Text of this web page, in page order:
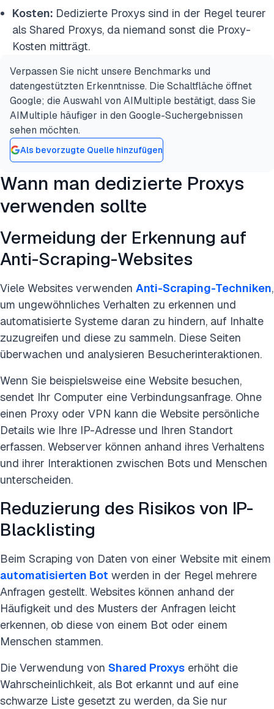
Kosten: Dedizierte Proxys sind in der Regel teurer
als Shared Proxys, da niemand sonst die Proxy-
Kosten mitträgt.
Verpassen Sie nicht unsere Benchmarks und
datengestützten Erkenntnisse. Die Schaltfläche öffnet
Google; die Auswahl von AIMultiple bestätigt, dass Sie
AIMultiple häufiger in den Google-Suchergebnissen
sehen möchten.
Als bevorzugte Quelle hinzufügen
Wann man dedizierte Proxys
verwenden sollte
Vermeidung der Erkennung auf
Anti-Scraping-Websites
Viele Websites verwenden Anti-Scraping-Techniken,
um ungewöhnliches Verhalten zu erkennen und
automatisierte Systeme daran zu hindern, auf Inhalte
zuzugreifen und diese zu sammeln. Diese Seiten
überwachen und analysieren Besucherinteraktionen.
Wenn Sie beispielsweise eine Website besuchen,
sendet Ihr Computer eine Verbindungsanfrage. Ohne
einen Proxy oder VPN kann die Website persönliche
Details wie Ihre IP-Adresse und Ihren Standort
erfassen. Webserver können anhand ihres Verhaltens
und ihrer Interaktionen zwischen Bots und Menschen
unterscheiden.
Reduzierung des Risikos von IP-
Blacklisting
Beim Scraping von Daten von einer Website mit einem
automatisierten Bot werden in der Regel mehrere
Anfragen gestellt. Websites können anhand der
Häufigkeit und des Musters der Anfragen leicht
erkennen, ob diese von einem Bot oder einem
Menschen stammen.
Die Verwendung von Shared Proxys erhöht die
Wahrscheinlichkeit, als Bot erkannt und auf eine
schwarze Liste gesetzt zu werden, da Sie nur